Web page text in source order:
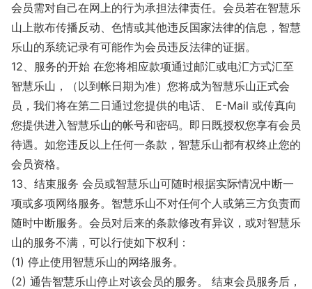
会员需对自己在网上的行为承担法律责任。会员若在智慧乐
山上散布传播反动、色情或其他违反国家法律的信息，智慧
乐山的系统记录有可能作为会员违反法律的证据。
12、服务的开始 在您将相应款项通过邮汇或电汇方式汇至
智慧乐山，（以到帐日期为准）您将成为智慧乐山正式会
员，我们将在第二日通过您提供的电话、 E-Mail 或传真向
您提供进入智慧乐山的帐号和密码。即日既授权您享有会员
待遇。如您违反以上任何一条款，智慧乐山都有权终止您的
会员资格。
13、结束服务 会员或智慧乐山可随时根据实际情况中断一
项或多项网络服务。智慧乐山不对任何个人或第三方负责而
随时中断服务。会员对后来的条款修改有异议，或对智慧乐
山的服务不满，可以行使如下权利：
(1) 停止使用智慧乐山的网络服务。
(2) 通告智慧乐山停止对该会员的服务。 结束会员服务后，